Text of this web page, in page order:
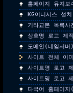
홈페이지 유지보
KG이니시스 설치
기타교본 목록사
상호명 로고 제
도메인(네임서
사이트 전체 이
사이트명 로고
사이트명 로고
다국어 홈페이